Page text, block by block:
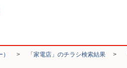
> 「家電店」のチラシ検索結果 >